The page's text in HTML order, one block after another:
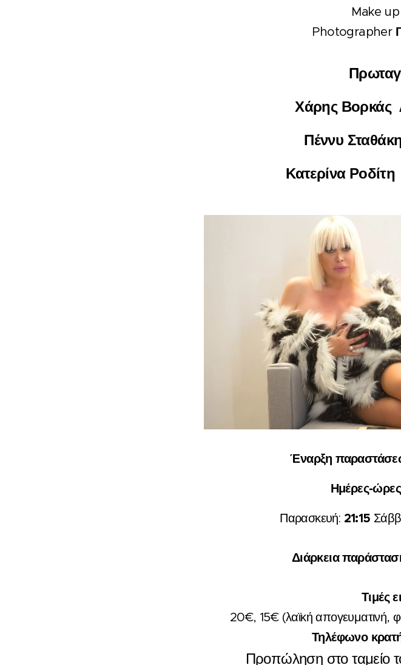
Make up
Photographer
Χάρης Βορκάς
Πέννυ
Κατερίνα
Έναρξη
Ημέρες-
Παρασκευή: 21:15
Διάρκεια
Τιμές
20€, 15€ (λαϊκή απογευματινή,
Τηλέφωνο
Προπώληση στο ταμείο